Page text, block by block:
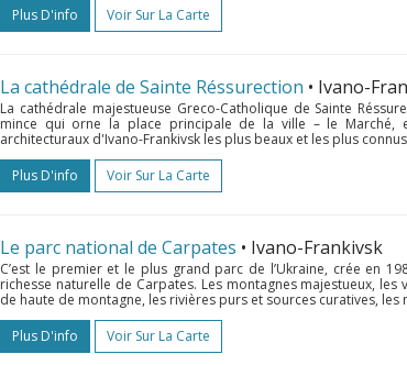
Plus D'info
Voir Sur La Carte
La cathédrale de Sainte Réssurection • Ivano-
La cathédrale majestueuse Greco-Catholique de Sainte
mince qui orne la place principale de la ville – le Marché,
architecturaux d'Ivano-Frankivsk les plus beaux et les plus
Plus D'info
Voir Sur La Carte
Le parc national de Carpates • Ivano-Frankivsk
C’est le premier et le plus grand parc de l’Ukraine, crée en
richesse naturelle de Carpates. Les montagnes majestueux, les
de haute de montagne, les rivières purs et sources curatives, les
Plus D'info
Voir Sur La Carte